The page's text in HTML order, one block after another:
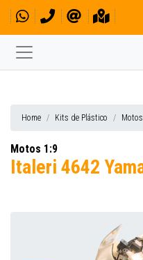
Home Kits de Plástico Motos
Motos 1:9
Italeri 4642